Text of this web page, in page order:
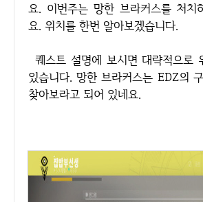
요. 이번주는 망한 브라커스를 처치
요. 위치를 한번 알아보겠습니다.
퀘스트 설명에 보시면 대략적으로 위치 정보가 들어
있습니다. 망한 브라커스는 EDZ의
찾아보라고 되어 있네요.